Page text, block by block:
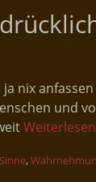
nix
und
Sinne,